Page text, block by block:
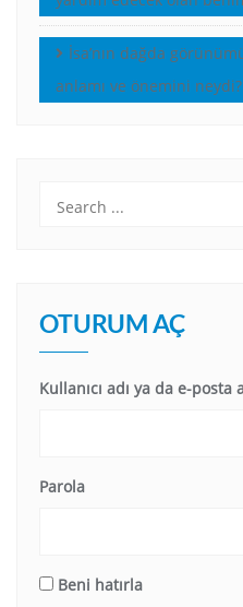
İsa’nın dağda
anlamı ve önemini neydi?
OTURUM AÇ
Kullanıcı adı ya da e-posta
Parola
Beni hatırla